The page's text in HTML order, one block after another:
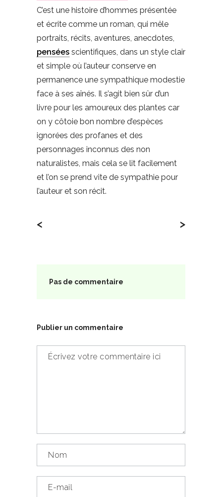
C’est une histoire d’hommes présentée
et écrite comme un roman, qui mêle
portraits, récits, aventures, anecdotes,
pensées scientifiques, dans un style clair
et simple où l’auteur conserve en
permanence une sympathique modestie
face à ses aînés. Il s’agit bien sûr d’un
livre pour les amoureux des plantes car
on y côtoie bon nombre d’espèces
ignorées des profanes et des
personnages inconnus des non
naturalistes, mais cela se lit facilement
et l’on se prend vite de sympathie pour
l’auteur et son récit.
< >
Pas de commentaire
Publier un commentaire